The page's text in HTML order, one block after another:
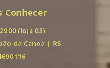
Conhecer
(loja 03)
da Canoa | RS